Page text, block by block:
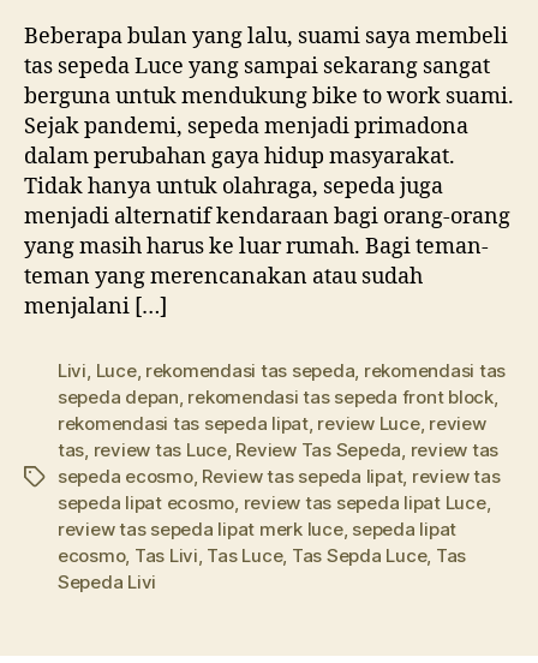
Beberapa bulan yang lalu, suami saya membeli
tas sepeda Luce yang sampai sekarang sangat
berguna untuk mendukung bike to work suami.
Sejak pandemi, sepeda menjadi primadona
dalam perubahan gaya hidup masyarakat.
Tidak hanya untuk olahraga, sepeda juga
menjadi alternatif kendaraan bagi orang-orang
yang masih harus ke luar rumah. Bagi teman-
teman yang merencanakan atau sudah
menjalani […]
Tags
Livi, Luce, rekomendasi tas sepeda, rekomendasi tas
sepeda depan, rekomendasi tas sepeda front block,
rekomendasi tas sepeda lipat, review Luce, review
tas, review tas Luce, Review Tas Sepeda, review tas
sepeda ecosmo, Review tas sepeda lipat, review tas
sepeda lipat ecosmo, review tas sepeda lipat Luce,
review tas sepeda lipat merk luce, sepeda lipat
ecosmo, Tas Livi, Tas Luce, Tas Sepda Luce, Tas
Sepeda Livi